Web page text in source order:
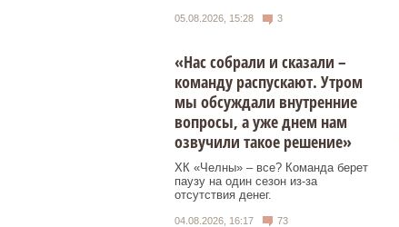
05.08.2026, 15:28 3
«Нас собрали и сказали –
команду распускают. Утром
мы обсуждали внутренние
вопросы, а уже днем нам
озвучили такое решение»
ХК «Челны» – все? Команда берет
паузу на один сезон из-за
отсутствия денег.
04.08.2026, 16:17 73